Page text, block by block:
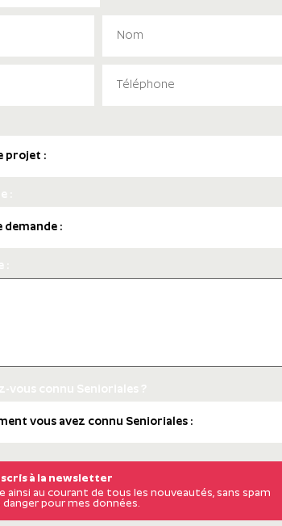
à la newsletter
ainsi au courant de tous les nouveautés, sans spam
danger pour mes données.